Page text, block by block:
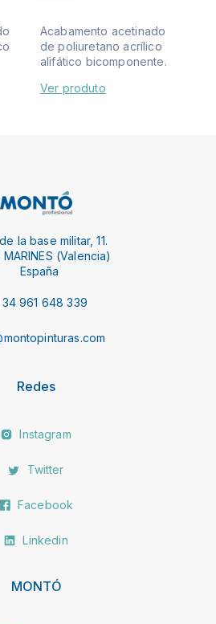
Acabamento acetinado
de poliuretano acrílico
alifático bicomponente.
Ver produto
la base militar, 11.
(Valencia)
España
34 961 648 339
Redes
Instagram
Twitter
Facebook
Linkedin
MONTÓ